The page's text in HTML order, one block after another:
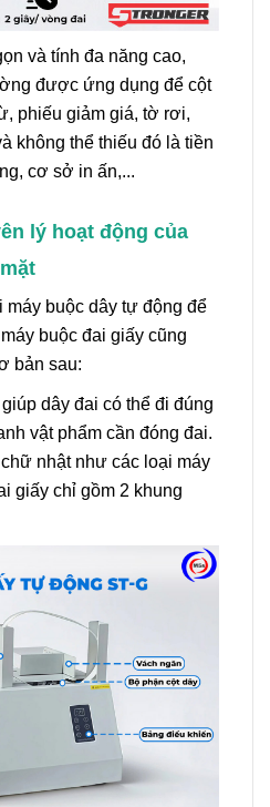
và tính đa năng cao,
được ứng dụng để cột
phiếu giảm giá, tờ rơi,
không thể thiếu đó là tiền
cơ sở in ấn,...
lý hoạt động của
buộc dây tự động để
buộc đai giấy cũng
bản sau:
giúp dây đai có thể đi đúng
vật phẩm cần đóng đai.
nhật như các loại máy
giấy chỉ gồm 2 khung